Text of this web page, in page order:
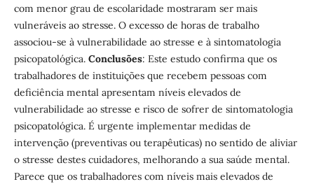
com menor grau de escolaridade mostraram ser mais
vulneráveis ao stresse. O excesso de horas de trabalho
associou-se à vulnerabilidade ao stresse e à sintomatologia
psicopatológica. Conclusões: Este estudo confirma que os
trabalhadores de instituições que recebem pessoas com
deficiência mental apresentam níveis elevados de
vulnerabilidade ao stresse e risco de sofrer de sintomatologia
psicopatológica. É urgente implementar medidas de
intervenção (preventivas ou terapêuticas) no sentido de aliviar
o stresse destes cuidadores, melhorando a sua saúde mental.
Parece que os trabalhadores com níveis mais elevados de